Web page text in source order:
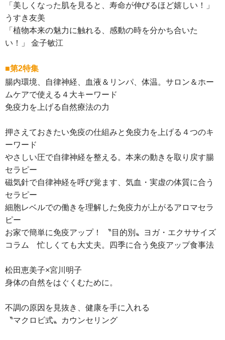
「美しくなった肌を見ると、寿命が伸びるほど嬉しい！」
うすき友美
「植物本来の魅力に触れる、感動の時を分かち合いた
い！」 金子敏江
■第2特集
腸内環境、自律神経、血液＆リンパ、体温。サロン＆ホー
ムケアで使える４大キーワード
免疫力を上げる自然療法の力
押さえておきたい免疫の仕組みと免疫力を上げる４つのキ
ーワード
やさしい圧で自律神経を整える。本来の動きを取り戻す腸
セラピー
磁気針で自律神経を呼び覚ます、気血・実虚の体質に合う
セラピー
細胞レベルでの働きを理解した免疫力が上がるアロマセラ
ピー
お家で簡単に免疫アップ！ 〝目的別〟ヨガ・エクササイズ
コラム 忙しくても大丈夫。四季に合う免疫アップ食事法
松田恵美子×宮川明子
身体の自然をはぐくむために。
不調の原因を見抜き、健康を手に入れる
〝マクロビ式〟カウンセリング